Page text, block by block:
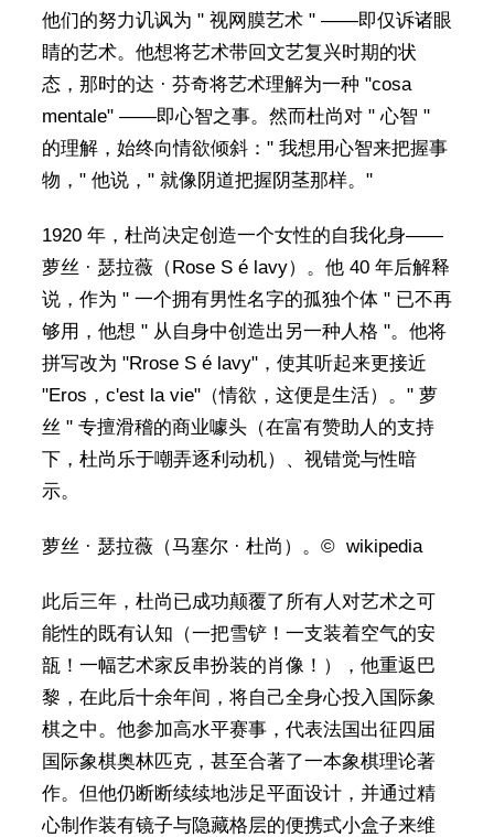
他们的努力讥讽为 " 视网膜艺术 " ——即仅诉诸眼
睛的艺术。他想将艺术带回文艺复兴时期的状
态，那时的达 · 芬奇将艺术理解为一种 "cosa
mentale" ——即心智之事。然而杜尚对 " 心智 "
的理解，始终向情欲倾斜：" 我想用心智来把握事
物，" 他说，" 就像阴道把握阴茎那样。"
1920 年，杜尚决定创造一个女性的自我化身——
萝丝 · 瑟拉薇（Rose S é lavy）。他 40 年后解释
说，作为 " 一个拥有男性名字的孤独个体 " 已不再
够用，他想 " 从自身中创造出另一种人格 "。他将
拼写改为 "Rrose S é lavy"，使其听起来更接近
"Eros，c'est la vie"（情欲，这便是生活）。" 萝
丝 " 专擅滑稽的商业噱头（在富有赞助人的支持
下，杜尚乐于嘲弄逐利动机）、视错觉与性暗
示。
萝丝 · 瑟拉薇（马塞尔 · 杜尚）。© wikipedia
此后三年，杜尚已成功颠覆了所有人对艺术之可
能性的既有认知（一把雪铲！一支装着空气的安
瓿！一幅艺术家反串扮装的肖像！），他重返巴
黎，在此后十余年间，将自己全身心投入国际象
棋之中。他参加高水平赛事，代表法国出征四届
国际象棋奥林匹克，甚至合著了一本象棋理论著
作。但他仍断断续续地涉足平面设计，并通过精
心制作装有镜子与隐藏格层的便携式小盒子来维